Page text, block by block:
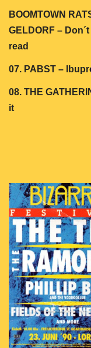
BOOMTOWN
GELDORF –
read
07. PABST –
08. THE
it